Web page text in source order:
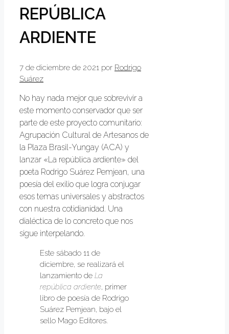
REPÚBLICA
ARDIENTE
7 de diciembre de 2021 por Rodrigo
Suárez
No hay nada mejor que sobrevivir a
este momento conservador que ser
parte de este proyecto comunitario:
Agrupación Cultural de Artesanos de
la Plaza Brasil-Yungay (ACA) y
lanzar «La república ardiente» del
poeta Rodrigo Suárez Pemjean, una
poesía del exilio que logra conjugar
esos temas universales y abstractos
con nuestra cotidianidad. Una
dialéctica de lo concreto que nos
sigue interpelando.
Este sábado 11 de
diciembre, se realizará el
lanzamiento de La
república ardiente, primer
libro de poesía de Rodrigo
Suárez Pemjean, bajo el
sello Mago Editores.